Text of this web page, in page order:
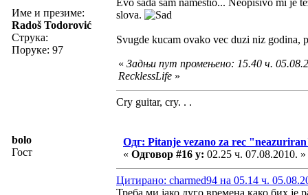
Име и презиме:
Radoš Todorović
Струка:
Поруке: 97
slova.
Svugde kucam ovako vec duzi niz godina,
« Задњи пут промењено: 15.40 ч.
RecklessLife »
Cry guitar, cry. . .
bolo
Гост
Одг: Pitanje vezano za rec
« Одговор #16 у: 02.25 ч. 07.08.2010. »
Цитирано: charmed94 на 05.14 ч.
Треба ми јако дуго времена како бих је